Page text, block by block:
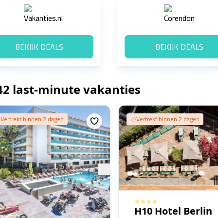
BEKIJK DEALS BEKIJK DEALS
last-minute vakanties
Vertrekt binnen 2 dagen Vertrekt binnen 2 dagen
H10 Hotel Berlin